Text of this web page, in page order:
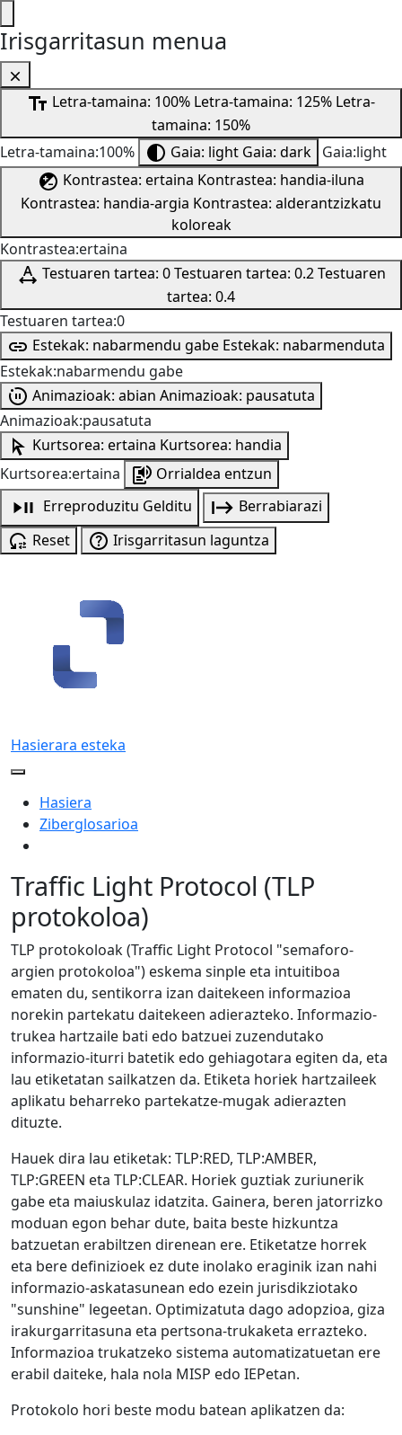
Irisgarritasun menua
Letra-tamaina: 100% Letra-tamaina: 125% Letra-
tamaina: 150%
Letra-tamaina:100%
Gaia: light Gaia: dark Gaia:light
Kontrastea: ertaina Kontrastea: handia-iluna
Kontrastea: handia-argia Kontrastea: alderantzizkatu
koloreak
Kontrastea:ertaina
Testuaren tartea: 0 Testuaren tartea: 0.2 Testuaren
tartea: 0.4
Testuaren tartea:0
Estekak: nabarmendu gabe Estekak: nabarmenduta
Estekak:nabarmendu gabe
Animazioak: abian Animazioak: pausatuta
Animazioak:pausatuta
Kurtsorea: ertaina Kurtsorea: handia
Kurtsorea:ertaina
Orrialdea entzun
Erreproduzitu Gelditu
Berrabiarazi
Reset
Irisgarritasun laguntza
Hasierara esteka
Hasiera
Ziberglosarioa
Traffic Light Protocol (TLP
protokoloa)
TLP protokoloak (Traffic Light Protocol "semaforo-
argien protokoloa") eskema sinple eta intuitiboa
ematen du, sentikorra izan daitekeen informazioa
norekin partekatu daitekeen adierazteko. Informazio-
trukea hartzaile bati edo batzuei zuzendutako
informazio-iturri batetik edo gehiagotara egiten da, eta
lau etiketatan sailkatzen da. Etiketa horiek hartzaileek
aplikatu beharreko partekatze-mugak adierazten
dituzte.
Hauek dira lau etiketak: TLP:RED, TLP:AMBER,
TLP:GREEN eta TLP:CLEAR. Horiek guztiak zuriunerik
gabe eta maiuskulaz idatzita. Gainera, beren jatorrizko
moduan egon behar dute, baita beste hizkuntza
batzuetan erabiltzen direnean ere. Etiketatze horrek
eta bere definizioek ez dute inolako eraginik izan nahi
informazio-askatasunean edo ezein jurisdikziotako
"sunshine" legeetan. Optimizatuta dago adopzioa, giza
irakurgarritasuna eta pertsona-trukaketa errazteko.
Informazioa trukatzeko sistema automatizatuetan ere
erabil daiteke, hala nola MISP edo IEPetan.
Protokolo hori beste modu batean aplikatzen da: